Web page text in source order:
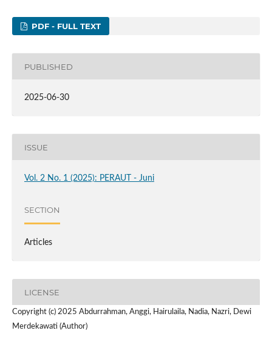
PDF - FULL TEXT
PUBLISHED
2025-06-30
ISSUE
Vol. 2 No. 1 (2025): PERAUT - Juni
SECTION
Articles
LICENSE
Copyright (c) 2025 Abdurrahman, Anggi, Hairulaila, Nadia, Nazri, Dewi
Merdekawati (Author)